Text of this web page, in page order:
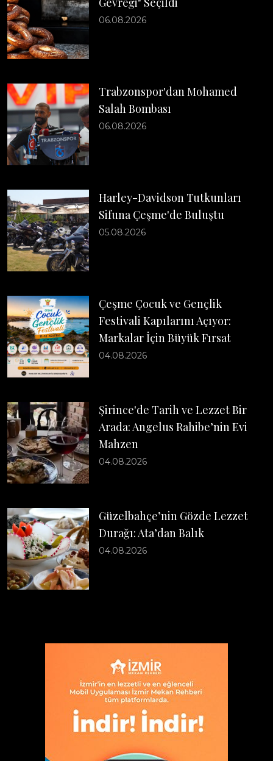
06.08.2026
Trabzonspor'dan Mohamed
Salah Bombası
06.08.2026
Harley-Davidson Tutkunları
Sifuna Çeşme'de Buluştu
05.08.2026
Çeşme Çocuk ve Gençlik
Festivali Kapılarını Açıyor:
Markalar İçin Büyük Fırsat
04.08.2026
Şirince'de Tarih ve Lezzet Bir
Arada: Angelus Rahibe’nin Evi
Mahzen
04.08.2026
Güzelbahçe’nin Gözde Lezzet
Durağı: Ata’dan Balık
04.08.2026